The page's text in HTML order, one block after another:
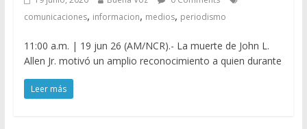
comunicaciones, informacion, medios, periodismo
11:00 a.m. | 19 jun 26 (AM/NCR).- La muerte de John L.
Allen Jr. motivó un amplio reconocimiento a quien durante
Leer más